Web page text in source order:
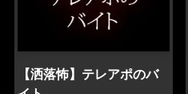
【洒落怖】テレアポのバ